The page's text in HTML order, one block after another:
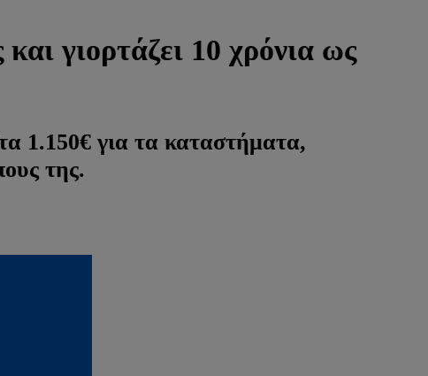
γιορτάζει 10 χρόνια ως
1.150€ για τα καταστήματα,
της.